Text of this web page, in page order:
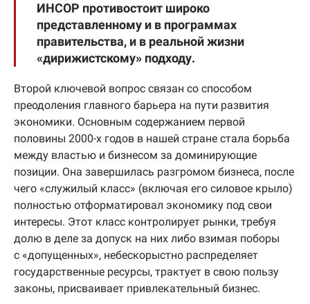
ИНСОР противостоит широко
представленному и в программах
правительства, и в реальной жизни
«дирижистскому» подходу.
Второй ключевой вопрос связан со способом
преодоления главного барьера на пути развития
экономики. Основным содержанием первой
половины 2000-х годов в нашей стране стала борьба
между властью и бизнесом за доминирующие
позиции. Она завершилась разгромом бизнеса, после
чего «служилый класс» (включая его силовое крыло)
полностью отформатировал экономику под свои
интересы. Этот класс контролирует рынки, требуя
долю в деле за допуск на них либо взимая поборы
с «допущенных», небескорыстно распределяет
государственные ресурсы, трактует в свою пользу
законы, присваивает привлекательный бизнес.